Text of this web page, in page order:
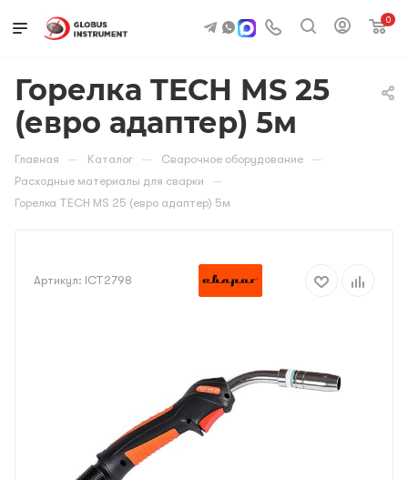
0
Горелка TECH MS 25
(евро адаптер) 5м
Главная — Каталог — Сварочное оборудование —
Расходные материалы для сварки —
Горелка TECH MS 25 (евро адаптер) 5м
Артикул: ICT2798